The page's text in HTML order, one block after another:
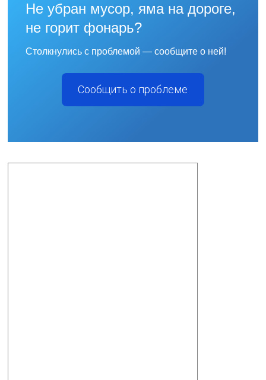
Не убран мусор, яма на дороге,
не горит фонарь?
Столкнулись с проблемой — сообщите о ней!
Сообщить о проблеме